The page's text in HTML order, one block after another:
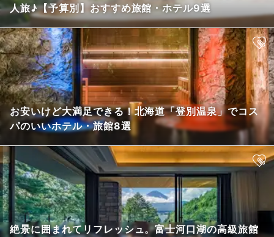
人旅♪【予算別】おすすめ旅館・ホテル9選
お安いけど大満足できる！北海道「登別温泉」でコス
パのいいホテル・旅館8選
絶景に囲まれてリフレッシュ。富士河口湖の高級旅館